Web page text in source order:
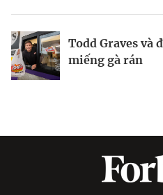
Todd Graves và
miếng gà rán
Làm thế nào
hiệu truyền
Nghệ thuật
kim cương tại